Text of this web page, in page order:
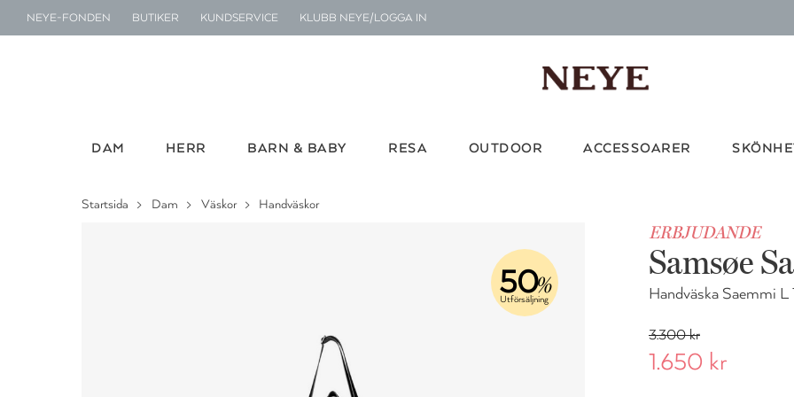
NEYE-FONDEN BUTIKER KUNDSERVICE KLUBB NEYE/LOGGA IN
DAM
HERR BARN & BABY RESA OUTDOOR ACCESSOARER
Startsida Dam Väskor Handväskor
50%
Utförsäljning
ERBJUDANDE
Samsøe
Handväska Saemmi L
3.300 kr
1.650 kr